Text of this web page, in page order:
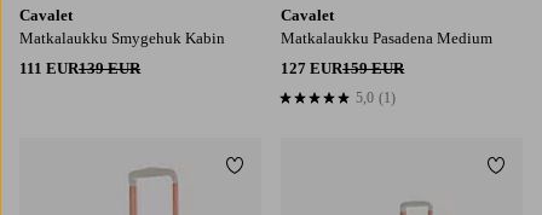
Cavalet
Matkalaukku Smygehuk Kabin
111 EUR139 EUR
Cavalet
Matkalaukku Pasadena Medium
127 EUR159 EUR
5,0 perustuen 1 arvosanaan
5,0 (1)
Lisää suosikkeihin